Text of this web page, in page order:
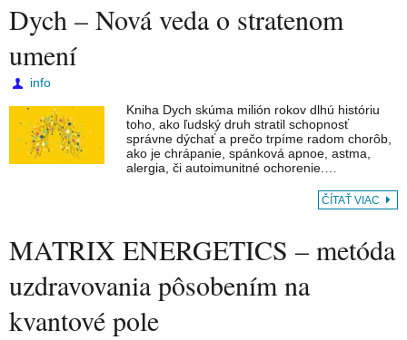
Dych – Nová veda o stratenom
umení
info
Kniha Dych skúma milión rokov dlhú históriu
toho, ako ľudský druh stratil schopnosť
správne dýchať a prečo trpíme radom chorôb,
ako je chrápanie, spánková apnoe, astma,
alergia, či autoimunitné ochorenie.…
ČÍTAŤ VIAC
MATRIX ENERGETICS – metóda
uzdravovania pôsobením na
kvantové pole